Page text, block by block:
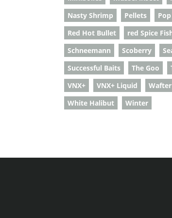
Nasty Shrimp
Pellets
Red Hot Bullet
red Spice
Schneemann
Scoberry
Successful Baits
The Goo
VNX+
VNX+ Liquid Wafter
White Halibut
Winter